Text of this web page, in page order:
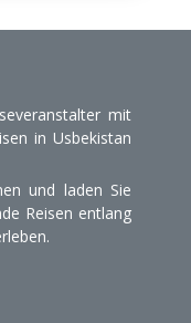
mit
in Usbekistan
und laden Sie
Reisen entlang